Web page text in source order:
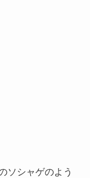
ソシャゲのよう